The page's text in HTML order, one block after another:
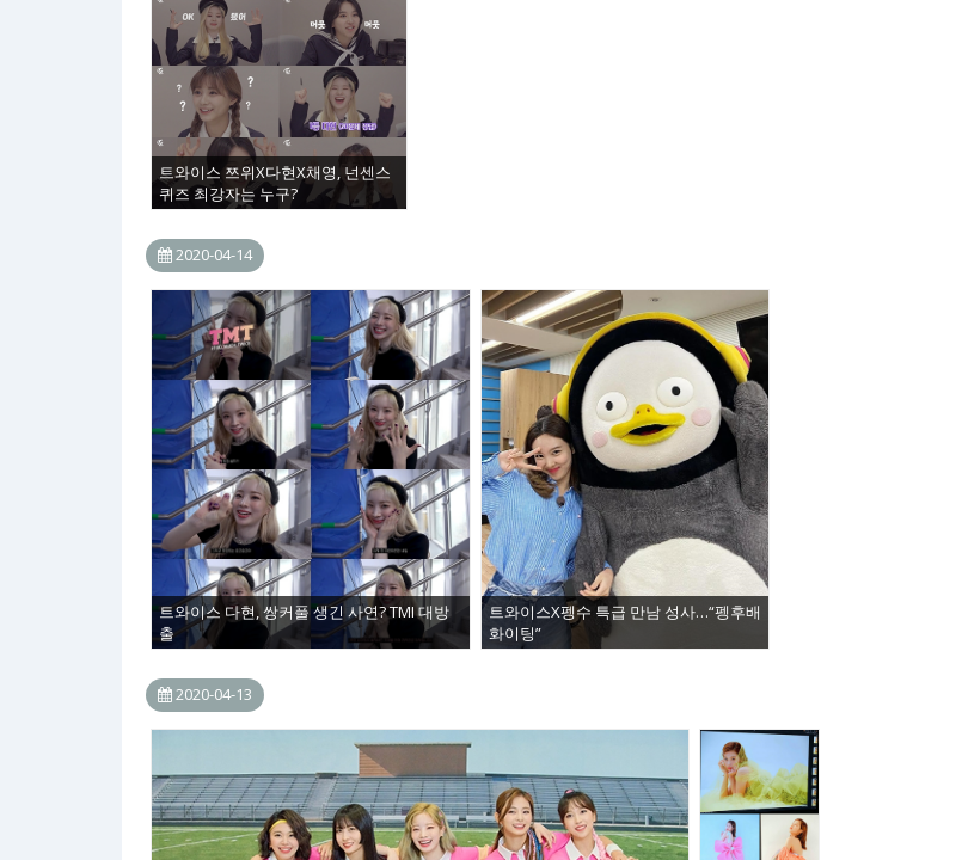
트와이스 쯔위X다현X채영, 넌센스
퀴즈 최강자는 누구?
2020-04-14
트와이스 다현, 쌍커풀 생긴 사연? TMI 대방
출
트와이스X펭수 특급 만남 성사…“펭후배
화이팅”
2020-04-13